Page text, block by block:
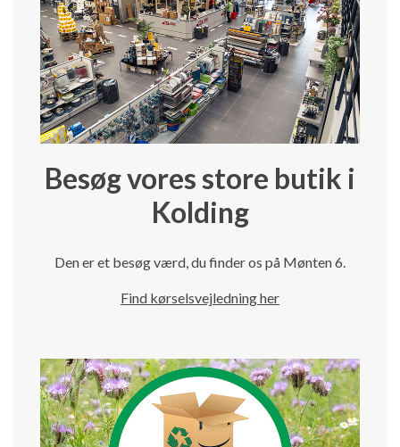
Besøg vores store butik i
Kolding
Den er et besøg værd, du finder os på Mønten 6.
Find kørselsvejledning her